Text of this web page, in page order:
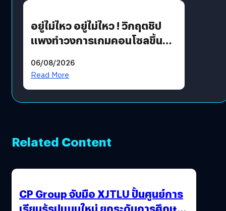
อยู่ไม่ไหว อยู่ไม่ไหว ! วิกฤตชิป
แพงทำวงการเกมคอนโซลขึ้น
?
06/08/2026
Read More
Related Content
CP Group จับมือ XJTLU ปั้นศูนย์การ
เรียนรู้รูปแบบใหม่ ยกระดับการศึกษา